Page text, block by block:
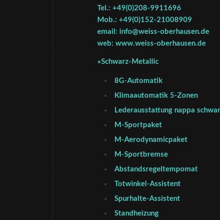
Tel.: +49(0)208-9911696
Mob.: +49(0)152-21008909
email: info@weiss-oberhausen.de
web: www.weiss-oberhausen.de
∗Schwarz-Metallic
8G-Automatik
Klimaautomatik 5-Zonen
Lederausstattung nappa
M-Sportpaket
M-Aerodynamicpaket
M-Sportbremse
Abstandsregeltempomat
Totwinkel-Assistent
Spurhalte-Assistent
Standheizung